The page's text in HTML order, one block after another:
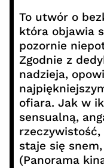
To utwór o
która objawia
pozornie
Zgodnie z
nadzieja,
ofiara. Jak w
sensualną,
staje się
(Panorama